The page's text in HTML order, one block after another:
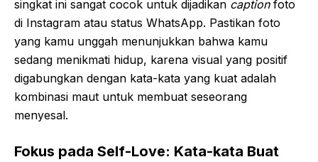
singkat ini sangat cocok untuk dijadikan captionfoto
di Instagram atau status WhatsApp. Pastikan foto
yang kamu unggah menunjukkan bahwa kamu
sedang menikmati hidup, karena visual yang positif
digabungkan dengan kata-kata yang kuat adalah
kombinasi maut untuk membuat seseorang
menyesal.
Fokus pada Self-Love: Kata-kata Buat